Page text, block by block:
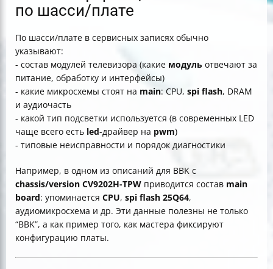
по шасси/плате
По шасси/плате в сервисных записях обычно
указывают:
- состав модулей телевизора (какие модуль отвечают за
питание, обработку и интерфейсы)
- какие микросхемы стоят на main: CPU, spi flash, DRAM
и аудиочасть
- какой тип подсветки используется (в современных LED
чаще всего есть led-драйвер на pwm)
- типовые неисправности и порядок диагностики
Например, в одном из описаний для BBK с
chassis/version CV9202H-TPW приводится состав main
board: упоминается CPU, spi flash 25Q64,
аудиомикросхема и др. Эти данные полезны не только
“BBK”, а как пример того, как мастера фиксируют
конфигурацию платы.